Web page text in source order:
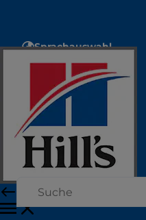
Sprachauswahl
Ressourcen
Hill's kontaktieren
Sitemap
Unsere Seiten
Karriere